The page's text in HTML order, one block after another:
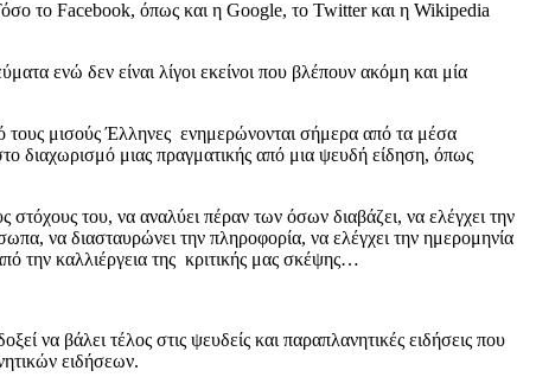
το Facebook, όπως και η Google, το Twitter και η Wikipedia
ενώ δεν είναι λίγοι εκείνοι που βλέπουν ακόμη και μία
τους μισούς Έλληνες ενημερώνονται σήμερα από τα μέσα
διαχωρισμό μιας πραγματικής από μια ψευδή είδηση, όπως
του, να αναλύει πέραν των όσων διαβάζει, να ελέγχει την
να διασταυρώνει την πληροφορία, να ελέγχει την ημερομηνία
την καλλιέργεια της κριτικής μας σκέψης…
να βάλει τέλος στις ψευδείς και παραπλανητικές ειδήσεις που
ειδήσεων.